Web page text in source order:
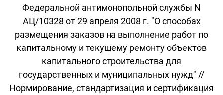
Федеральной антимонопольной службы N
АЦ/10328 от 29 апреля 2008 г. "О способах
размещения заказов на выполнение работ по
капитальному и текущему ремонту объектов
капитального строительства для
государственных и муниципальных нужд" //
Нормирование, стандартизация и сертификация